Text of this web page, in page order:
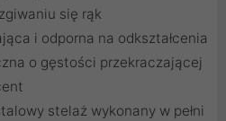
się rąk
i odporna na odkształcenia
o gęstości przekraczającej
stelaż wykonany w pełni